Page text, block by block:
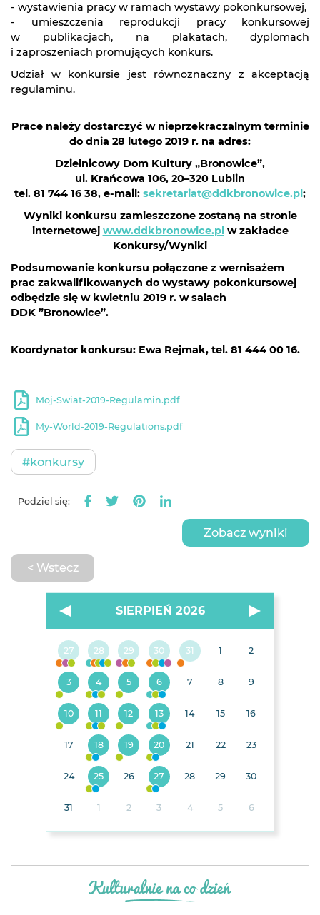
- wystawienia pracy w ramach wystawy pokonkursowej,
- umieszczenia reprodukcji pracy konkursowej
w publikacjach, na plakatach, dyplomach
i zaproszeniach promujących konkurs.
Udział w konkursie jest równoznaczny z akceptacją
regulaminu.
Prace należy dostarczyć w nieprzekraczalnym terminie
do dnia 28 lutego 2019 r. na adres:
Dzielnicowy Dom Kultury „Bronowice”,
ul. Krańcowa 106, 20–320 Lublin
tel. 81 744 16 38, e-mail: sekretariat@ddkbronowice.pl;
Wyniki konkursu zamieszczone zostaną na stronie
internetowej www.ddkbronowice.plw zakładce
Konkursy/Wyniki
Podsumowanie konkursu połączone z wernisażem
prac zakwalifikowanych do wystawy pokonkursowej
odbędzie się w kwietniu 2019 r. w salach
DDK ”Bronowice”.
Koordynator konkursu: Ewa Rejmak, tel. 81 444 00 16.
Moj-Swiat-2019-Regulamin.pdf
My-World-2019-Regulations.pdf
#konkursy
Podziel się:
< Wstecz
Zobacz wyniki
SIERPIEŃ 2026
27 28 29 30 31 1 2
3 4 5 6 7 8 9
10 11 12 13 14 15 16
17 18 19 20 21 22 23
24 25 26 27 28 29 30
31 1 2 3 4 5 6